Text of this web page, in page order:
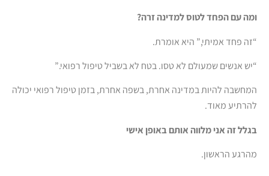
ומה עם הפחד לטוס למדינה זרה?
“זה פחד אמיתי,” היא אומרת.
“יש אנשים שמעולם לא טסו. בטח לא בשביל טיפול רפואי.”
המחשבה להיות במדינה אחרת, בשפה אחרת, בזמן טיפול רפואי יכולה
להרתיע מאוד.
בגלל זה אני מלווה אותם באופן אישי
מהרגע הראשון.